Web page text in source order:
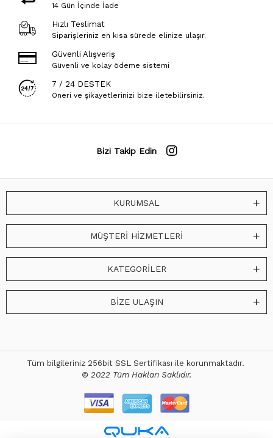
14 Gün İçinde İade
Hızlı Teslimat
Siparişleriniz en kısa sürede elinize ulaşır.
Güvenli Alışveriş
Güvenli ve kolay ödeme sistemi
7 / 24 DESTEK
Öneri ve şikayetlerinizi bize iletebilirsiniz.
Bizi Takip Edin
KURUMSAL
MÜŞTERİ HİZMETLERİ
KATEGORİLER
BİZE ULAŞIN
Tüm bilgileriniz 256bit SSL Sertifikası ile korunmaktadır.
© 2022 Tüm Hakları Saklıdır.